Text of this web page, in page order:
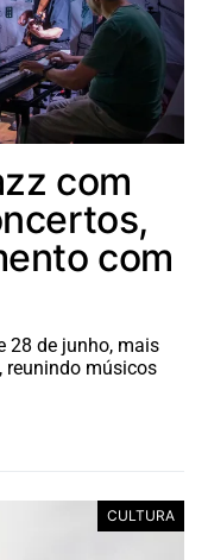
com
com
28 de junho, mais
reunindo músicos
CULTURA